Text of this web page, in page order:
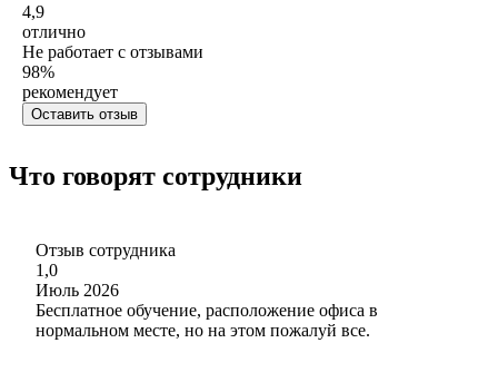
4,9
отлично
Не работает с отзывами
98%
рекомендует
Оставить отзыв
Что говорят сотрудники
Отзыв сотрудника
1,0
Июль 2026
Бесплатное обучение, расположение офиса в
нормальном месте, но на этом пожалуй все.